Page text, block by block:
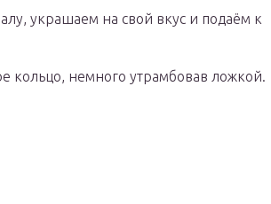
украшаем на свой вкус и подаём к
кольцо, немного утрамбовав ложкой.